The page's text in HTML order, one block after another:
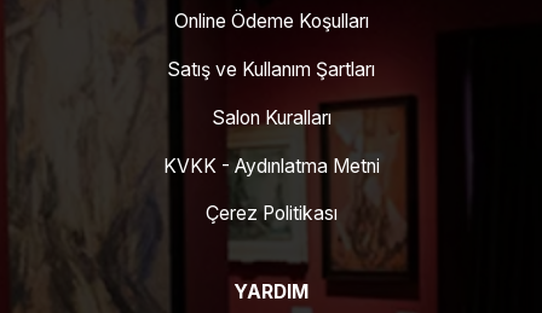
Online Ödeme Koşulları
Satış ve Kullanım Şartları
Salon Kuralları
KVKK - Aydınlatma Metni
Çerez Politikası
YARDIM